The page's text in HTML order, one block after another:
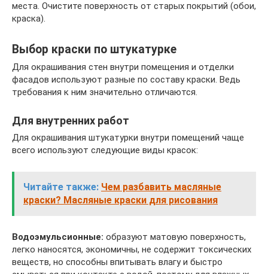
места. Очистите поверхность от старых покрытий (обои,
краска).
Выбор краски по штукатурке
Для окрашивания стен внутри помещения и отделки
фасадов используют разные по составу краски. Ведь
требования к ним значительно отличаются.
Для внутренних работ
Для окрашивания штукатурки внутри помещений чаще
всего используют следующие виды красок:
Читайте также: Чем разбавить масляные
краски? Масляные краски для рисования
Водоэмульсионные: образуют матовую поверхность,
легко наносятся, экономичны, не содержит токсических
веществ, но способны впитывать влагу и быстро